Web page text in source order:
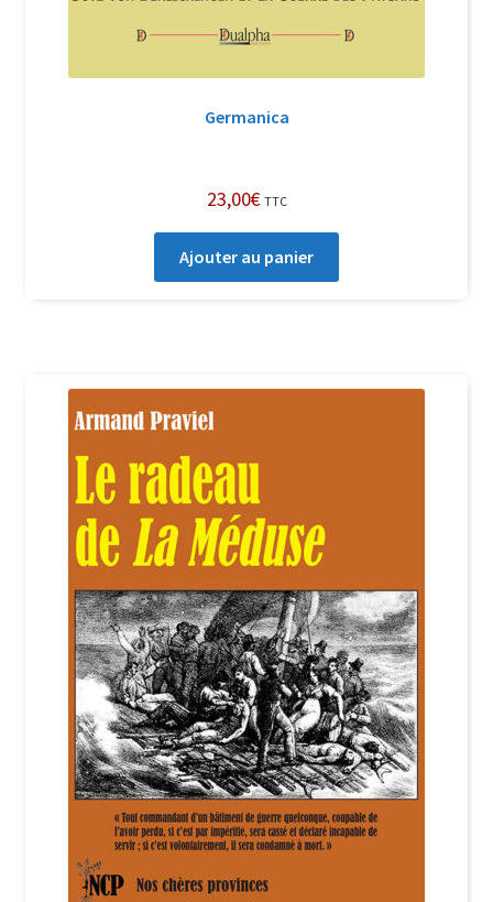
Germanica
23,00€ TTC
Ajouter au panier